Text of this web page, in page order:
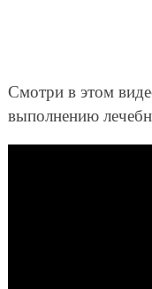
Смотри в этом
выполнению